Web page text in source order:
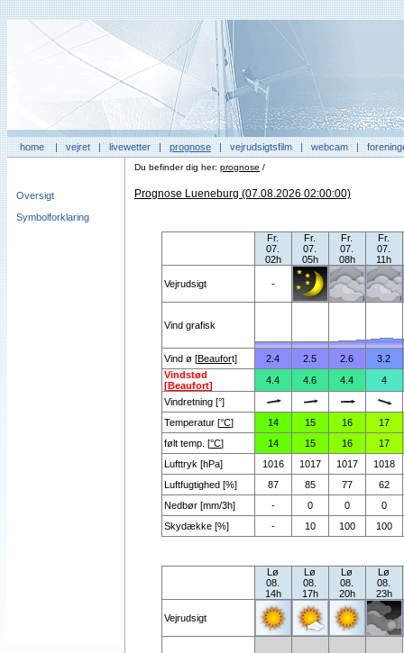
home|vejret|livewetter|prognose|vejrudsigtsfilm|webcam|
Oversigt
Symbolforklaring
Du befinder dig her: prognose /
Prognose Lueneburg (07.08.2026 02:00:00)
Fr.
07.
02h
Fr.
07.
05h
Fr.
07.
08h
Fr.
07.
11h
Vejrudsigt -
Vind grafisk
Vind ø [Beaufort] 2.4 2.5 2.6
3.2
Vindstød
[Beaufort] 4.4 4.6 4.4
4
Vindretning [°]
Temperatur [°C] 14 15 16
17
følt temp. [°C] 14 15 16
17
Lufttryk [hPa]
1016 1017 1017
1018
Luftfugtighed [%]
87 85 77
62
Nedbør [mm/3h]
- 0 0
0
Skydække [%]
- 10 100 100
Lø
08.
14h
Lø
08.
17h
Lø
08.
20h
Lø
08.
23h
Vejrudsigt